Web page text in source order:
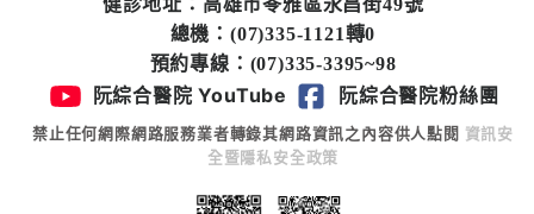
總機：(07)335-1121轉0
預約專線：(07)335-3395~98
阮綜合醫院 YouTube 阮綜合醫院粉絲團
禁止任何網際網路服務業者轉錄其網路資訊之內容供人點閱 資訊安
全暨隱私安全政策